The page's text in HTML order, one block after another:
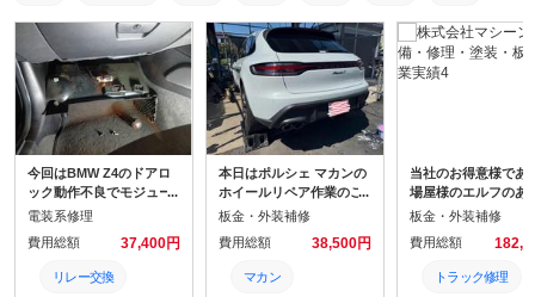
グー故障診断
今回はBMW Z4のドアロ
ック動作不良でモジュー
ル内のリレーを交換する
作業が中々難しい作業で
した。まずはんだ付けさ
れているリレーを剝がす
電装系修理
費用総額
37,400円
リレー交換
本日はポルシェ マカンの
ホイールリペア作業のご
紹介です。 高級車のホイ
色を合わせるのが難しい
いている部分が比較的合
板金・外装補修
費用総額
38,500円
マカン
当社のお得意様であ
場屋様のエルフのあ
コンパネ張替え作業
ろし作業でフォーク
トを使用する際に、
コンパネに当たって
板金・外装補修
費用総額
トラック修理